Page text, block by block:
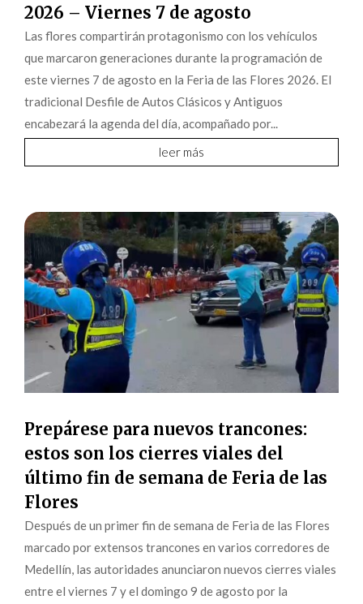
2026 – Viernes 7 de agosto
Las flores compartirán protagonismo con los vehículos
que marcaron generaciones durante la programación de
este viernes 7 de agosto en la Feria de las Flores 2026. El
tradicional Desfile de Autos Clásicos y Antiguos
encabezará la agenda del día, acompañado por...
leer más
Prepárese para nuevos trancones:
estos son los cierres viales del
último fin de semana de Feria de las
Flores
Después de un primer fin de semana de Feria de las Flores
marcado por extensos trancones en varios corredores de
Medellín, las autoridades anunciaron nuevos cierres viales
entre el viernes 7 y el domingo 9 de agosto por la